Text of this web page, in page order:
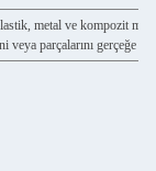
metal ve kompozit
veya parçalarını gerçeğe